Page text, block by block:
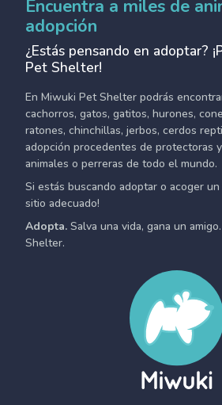
Encuentra a miles de
adopción
¿Estás pensando en adoptar?
Pet Shelter!
En Miwuki Pet Shelter podrás
cachorros, gatos, gatitos, hurones,
ratones, chinchillas, jerbos, cerdos
adopción procedentes de protectoras
animales o perreras de todo el mundo.
Si estás buscando adoptar o acoger un
sitio adecuado!
Adopta. Salva una vida, gana un
Shelter.